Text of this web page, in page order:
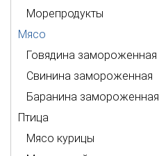
Морепродукты
Мясо
Говядина замороженная
Свинина замороженная
Баранина замороженная
Птица
Мясо курицы